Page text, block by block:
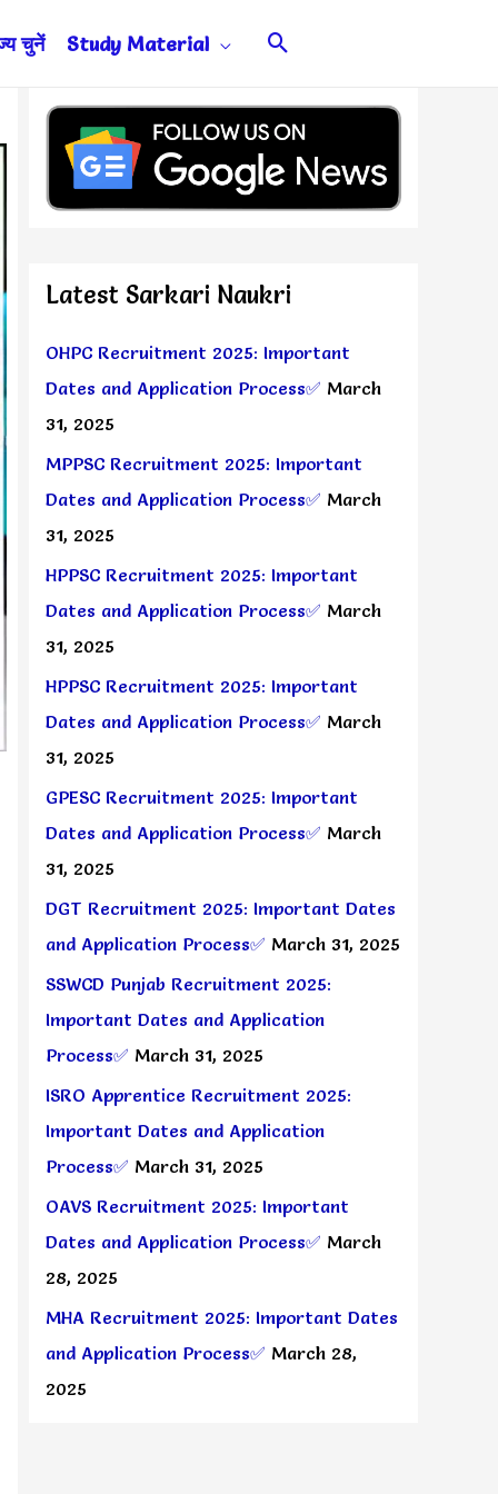
चुनें Study Material Search
Latest Sarkari Naukri
OHPC Recruitment 2025: Important
Dates and Application Process✅ March
31, 2025
MPPSC Recruitment 2025: Important
Dates and Application Process✅ March
31, 2025
HPPSC Recruitment 2025: Important
Dates and Application Process✅ March
31, 2025
HPPSC Recruitment 2025: Important
Dates and Application Process✅ March
31, 2025
GPESC Recruitment 2025: Important
Dates and Application Process✅ March
31, 2025
DGT Recruitment 2025: Important Dates
and Application Process✅ March 31, 2025
SSWCD Punjab Recruitment 2025:
Important Dates and Application
Process✅ March 31, 2025
ISRO Apprentice Recruitment 2025:
Important Dates and Application
Process✅ March 31, 2025
OAVS Recruitment 2025: Important
Dates and Application Process✅ March
28, 2025
MHA Recruitment 2025: Important Dates
and Application Process✅ March 28,
2025